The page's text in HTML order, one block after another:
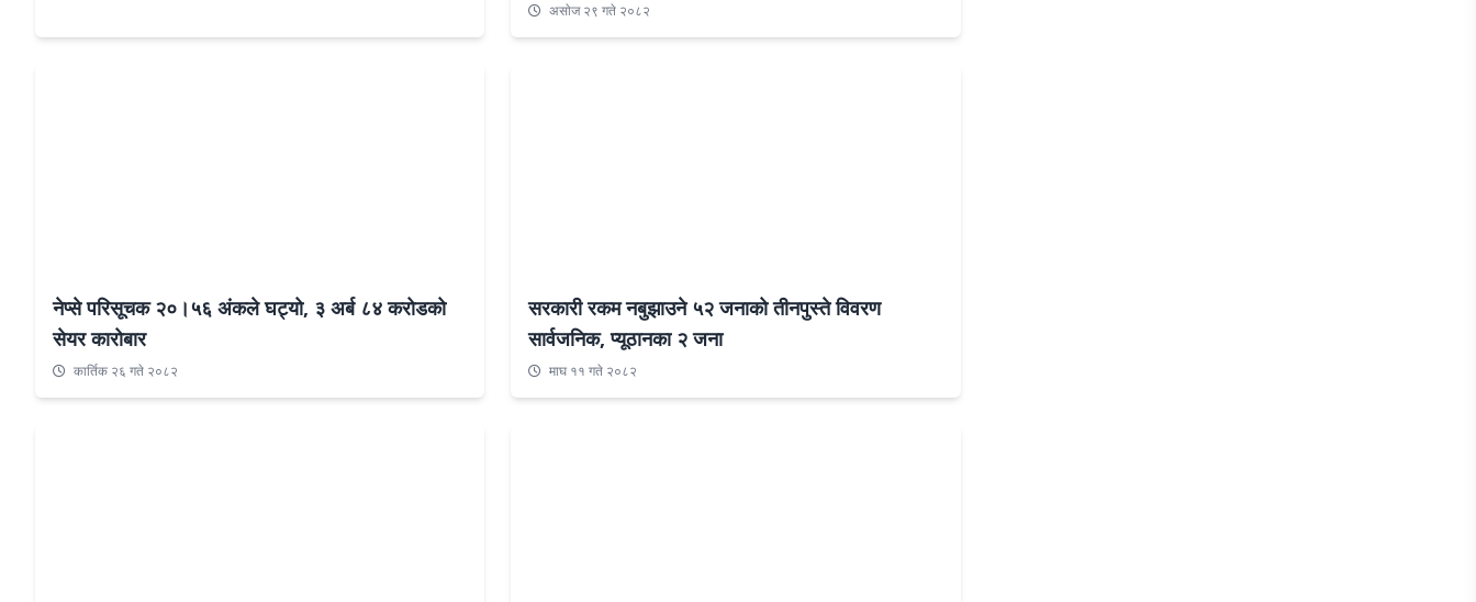
असाेज २९ गते २०८२
नेप्से परिसूचक २०।५६ अंकले घट्यो, ३ अर्ब ८४ करोडको
सेयर कारोबार
कार्तिक २६ गते २०८२
सरकारी रकम नबुझाउने ५२ जनाको तीनपुस्ते विवरण
सार्वजनिक, प्यूठानका २ जना
माघ ११ गते २०८२